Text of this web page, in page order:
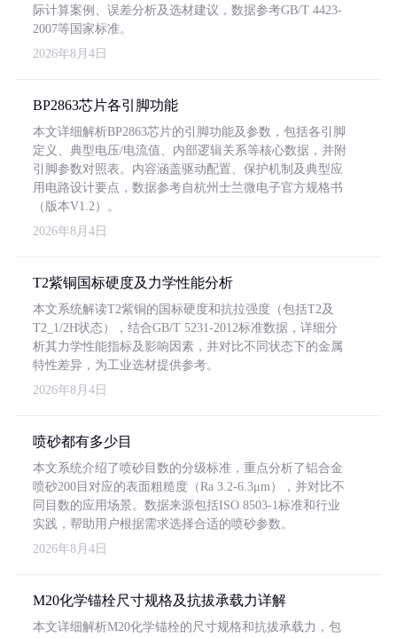
际计算案例、误差分析及选材建议，数据参考GB/T 4423-
2007等国家标准。
2026年8月4日
BP2863芯片各引脚功能
本文详细解析BP2863芯片的引脚功能及参数，包括各引脚
定义、典型电压/电流值、内部逻辑关系等核心数据，并附
引脚参数对照表。内容涵盖驱动配置、保护机制及典型应
用电路设计要点，数据参考自杭州士兰微电子官方规格书
（版本V1.2）。
2026年8月4日
T2紫铜国标硬度及力学性能分析
本文系统解读T2紫铜的国标硬度和抗拉强度（包括T2及
T2_1/2H状态），结合GB/T 5231-2012标准数据，详细分
析其力学性能指标及影响因素，并对比不同状态下的金属
特性差异，为工业选材提供参考。
2026年8月4日
喷砂都有多少目
本文系统介绍了喷砂目数的分级标准，重点分析了铝合金
喷砂200目对应的表面粗糙度（Ra 3.2-6.3μm），并对比不
同目数的应用场景。数据来源包括ISO 8503-1标准和行业
实践，帮助用户根据需求选择合适的喷砂参数。
2026年8月4日
M20化学锚栓尺寸规格及抗拔承载力详解
本文详细解析M20化学锚栓的尺寸规格和抗拔承载力，包